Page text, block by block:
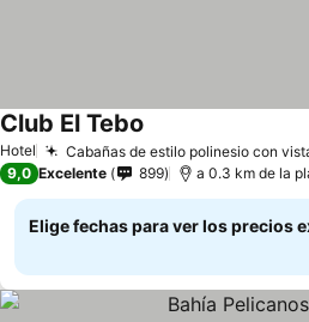
Hotel Cabañas de estilo polinesio con
Club El Tebo
9,0 Excelente 899 a 0.3 km de la
Elige fechas para ver los precios